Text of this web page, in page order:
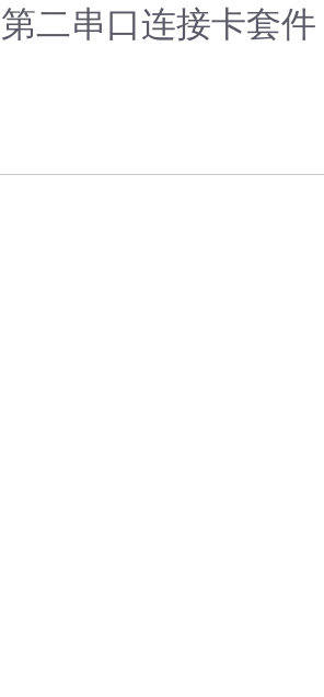
二串口连接卡套件